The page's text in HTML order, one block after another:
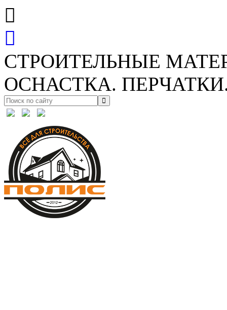
СТРОИТЕЛЬНЫЕ
ОСНАСТКА.